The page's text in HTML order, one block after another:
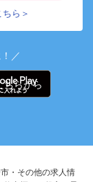
ら＞
／
ちらから
・その他の求人情